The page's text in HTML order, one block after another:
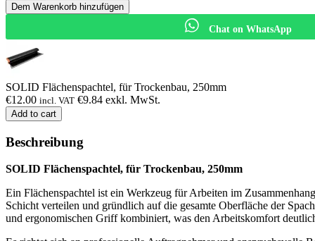
Dem Warenkorb hinzufügen
Chat on WhatsApp
SOLID Flächenspachtel, für Trockenbau, 250mm
€12.00 incl. VAT €9.84 exkl. MwSt.
Add to cart
Beschreibung
SOLID Flächenspachtel, für Trockenbau, 250mm
Ein Flächenspachtel ist ein Werkzeug für Arbeiten im
Schicht verteilen und gründlich auf die gesamte Oberfläche der
und ergonomischen Griff kombiniert, was den Arbeitskomfort